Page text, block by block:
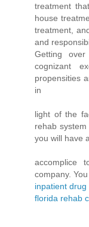
treatment
house
treatment,
and
Getting
cognizant
propensities
in
light of the
rehab
you will have
accomplice
company.
inpatient
florida rehab